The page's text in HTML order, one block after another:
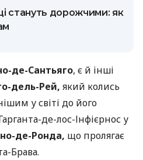
стануть дорожчими: як
де-Сантьяго, є й інші
дель-Рей, який колись
у світі до його
де-лос-Інфієрнос у
де-Ронда, що пролягає
Брава.